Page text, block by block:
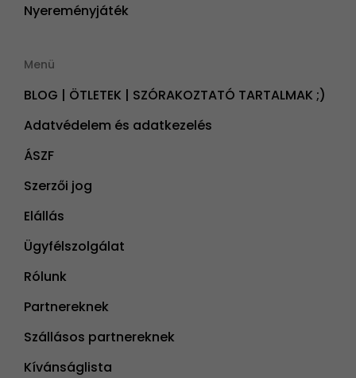
Nyereményjáték
Menü
BLOG | ÖTLETEK | SZÓRAKOZTATÓ TARTALMAK ;)
Adatvédelem és adatkezelés
ÁSZF
Szerzői jog
Elállás
Ügyfélszolgálat
Rólunk
Partnereknek
Szállásos partnereknek
Kívánságlista